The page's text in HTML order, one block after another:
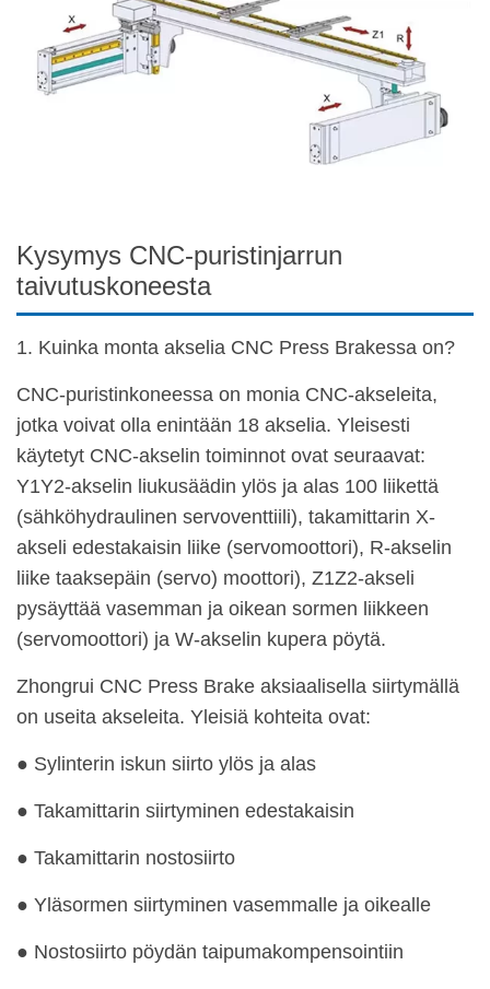
Kysymys CNC-puristinjarrun
taivutuskoneesta
1. Kuinka monta akselia CNC Press Brakessa on?
CNC-puristinkoneessa on monia CNC-akseleita,
jotka voivat olla enintään 18 akselia. Yleisesti
käytetyt CNC-akselin toiminnot ovat seuraavat:
Y1Y2-akselin liukusäädin ylös ja alas 100 liikettä
(sähköhydraulinen servoventtiili), takamittarin X-
akseli edestakaisin liike (servomoottori), R-akselin
liike taaksepäin (servo) moottori), Z1Z2-akseli
pysäyttää vasemman ja oikean sormen liikkeen
(servomoottori) ja W-akselin kupera pöytä.
Zhongrui CNC Press Brake aksiaalisella siirtymällä
on useita akseleita. Yleisiä kohteita ovat:
● Sylinterin iskun siirto ylös ja alas
● Takamittarin siirtyminen edestakaisin
● Takamittarin nostosiirto
● Yläsormen siirtyminen vasemmalle ja oikealle
● Nostosiirto pöydän taipumakompensointiin